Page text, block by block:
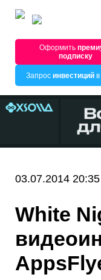
Оформить
подписку
Запрос инвестицийв
03.07.2014 20:35
White